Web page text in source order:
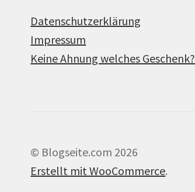
Datenschutzerklärung
Impressum
Keine Ahnung welches Geschenk?
© Blogseite.com 2026
Erstellt mit WooCommerce.